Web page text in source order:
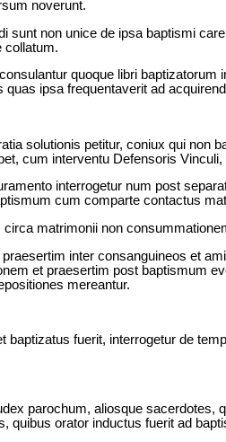
noverunt.
sunt non unice de ipsa baptismi
collatum.
quoque libri
quas ipsa frequentaverit ad
solutionis petitur, coniux qui
cum interventu Defensoris
interrogetur num post
cum comparte contactus
circa matrimonii non
inter consanguineos et
et praesertim post baptismum
mereantur.
baptizatus fuerit, interrogetur de
parochum, aliosque sacerdotes,
quibus orator inductus fuerit ad